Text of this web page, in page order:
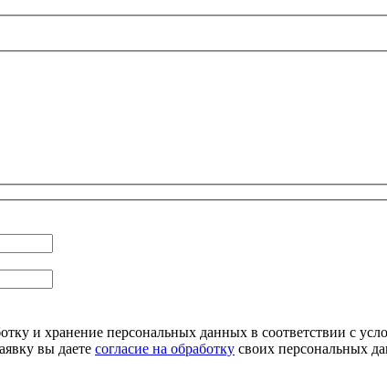
и хранение персональных данных в соответствии с
вы даете согласие на обработку своих персональных